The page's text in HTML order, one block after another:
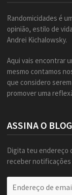
Randomicidades é
opinião, estilo de
Andrei Kichalowsky.
Aqui vais encontrar
mesmo contamos
que considero
promover uma
ASSINA O
Digita teu endereço
receber notificações
de